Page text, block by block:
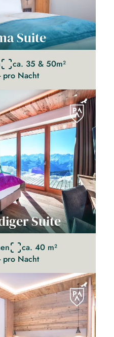
Suite
ca. 35 & 50m²
Nacht
Suite
ca. 40 m²
Nacht